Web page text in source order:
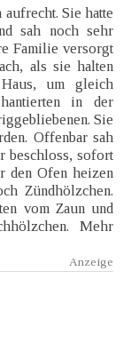
Sie hatte
sah noch sehr
Familie versorgt
als sie halten
um gleich
in der
Sie
Offenbar sah
beschloss, sofort
den Ofen heizen
Zündhölzchen.
vom Zaun und
Mehr